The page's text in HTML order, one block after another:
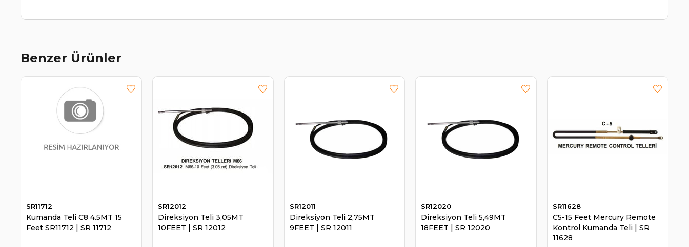
Benzer Ürünler
Kumanda Teli C8 4.5MT 15
Feet SR11712 | SR 11712
SR11712
Direksiyon Teli 3,05MT
10FEET | SR 12012
SR12012
Direksiyon Teli 2,75MT
9FEET | SR 12011
SR12011
Direksiyon Teli 5,49MT
18FEET | SR 12020
SR12020
C5-15 Feet Mercury Remote
Kontrol Kumanda Teli | SR
11628
SR11628